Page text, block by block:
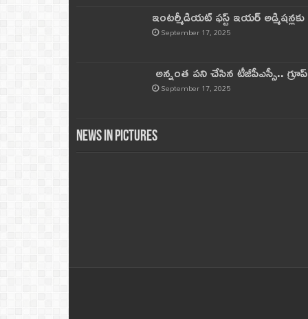
ఇంటర్మీడియట్ ఫస్ట్‌ ఇయర్‌
September 17, 2025
అన్నంత పని చేసిన టీజీపీఎస్సీ..
September 17, 2025
News in Pictures